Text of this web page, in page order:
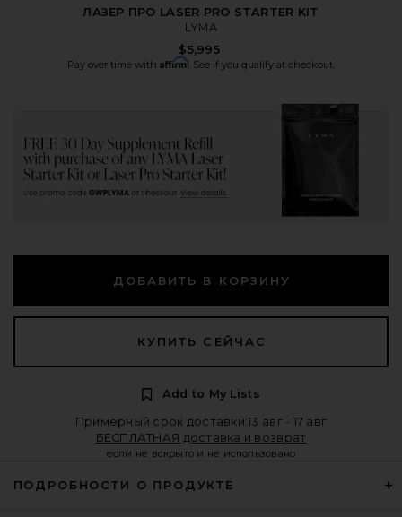
ЛАЗЕР ПРО LASER PRO STARTER KIT
LYMA
$5,995
Pay over time with Affirm . See if you qualify at checkout.
ДОБАВИТЬ В КОРЗИНУ
КУПИТЬ СЕЙЧАС
Add to My Lists
Примерный срок доставки:13 авг - 17 авг
БЕСПЛАТНАЯ доставка и возврат
если не вскрыто и не использовано
ПОДРОБНОСТИ О ПРОДУКТЕ